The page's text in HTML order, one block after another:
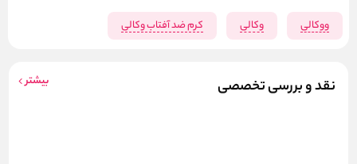
نقد و بررسی تخصصی بیشتر
ووکالی وکالی کرم ضد آفتاب وکالی